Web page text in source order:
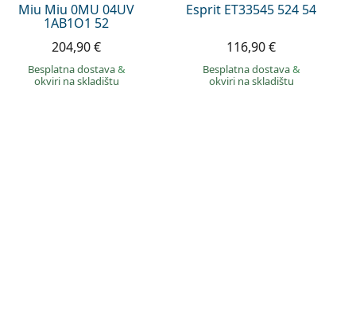
Miu Miu 0MU 04UV
1AB1O1 52
204,90 €
Besplatna dostava&
okviri na skladištu
Esprit ET33545 524 54
116,90 €
Besplatna dostava&
okviri na skladištu